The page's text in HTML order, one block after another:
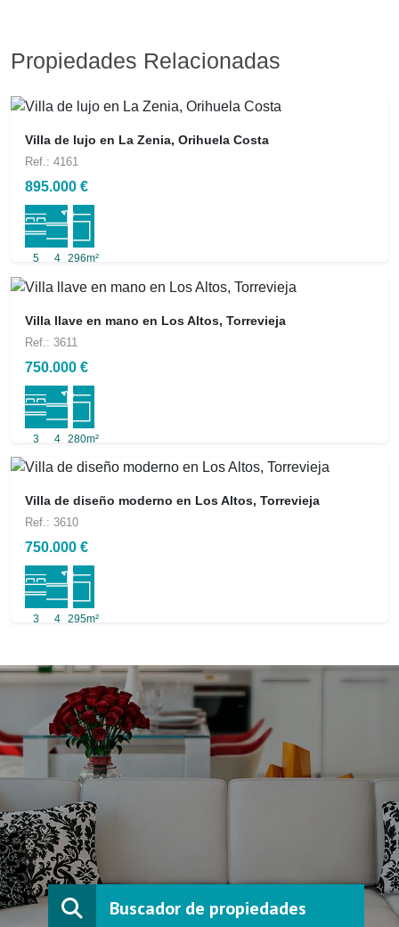
Propiedades Relacionadas
Villa de lujo en La Zenia, Orihuela Costa
Ref.: 4161
895.000 €
5 4 296m²
Villa llave en mano en Los Altos, Torrevieja
Ref.: 3611
750.000 €
3 4 280m²
Villa de diseño moderno en Los Altos, Torrevieja
Ref.: 3610
750.000 €
3 4 295m²
Buscador de propiedades